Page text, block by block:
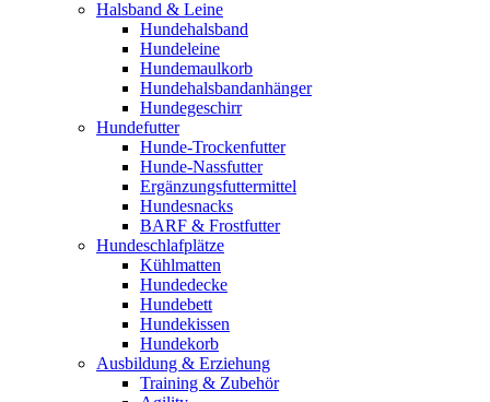
Halsband & Leine
Hundehalsband
Hundeleine
Hundemaulkorb
Hundehalsbandanhänger
Hundegeschirr
Hundefutter
Hunde-Trockenfutter
Hunde-Nassfutter
Ergänzungsfuttermittel
Hundesnacks
BARF & Frostfutter
Hundeschlafplätze
Kühlmatten
Hundedecke
Hundebett
Hundekissen
Hundekorb
Ausbildung & Erziehung
Training & Zubehör